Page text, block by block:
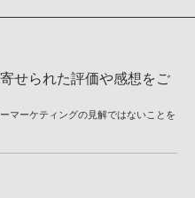
せられた評価や感想をご
マーケティングの見解ではないことを